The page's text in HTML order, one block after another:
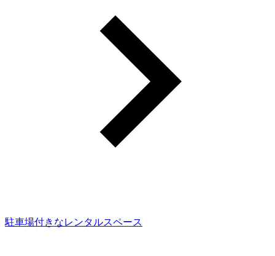
駐車場付きなレンタルスペース